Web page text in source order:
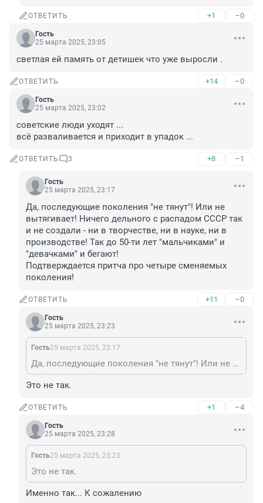
ОТВЕТИТЬ +1 –0
Гость
25 марта 2025, 23:05
светлая ей память от детишек что уже выросли .
ОТВЕТИТЬ +14 –0
Гость
25 марта 2025, 23:02
советские люди уходят ...
всё разваливается и приходит в упадок ...
ОТВЕТИТЬ 3 +8 –1
Гость
25 марта 2025, 23:17
Да, последующие поколения "не тянут"! Или не
вытягивает! Ничего дельного с распадом СССР так
и не создали - ни в творчестве, ни в науке, ни в
производстве! Так до 50-ти лет "мальчиками" и
"девачками" и бегают!
Подтверждается притча про четыре сменяемых
поколения!
ОТВЕТИТЬ +11 –0
Гость
25 марта 2025, 23:23
Гость25 марта 2025, 23:17
Да, последующие поколения "не тянут"! Или не вытягивает! Ничего дельного с распадом СССР так и не создали - ни в творчестве, ни в науке, ни в производстве! Так до 50-ти лет "мальчиками" и "девачками" и бегают! Подтверждается притча про четыре сменяемых поколения!
Это не так.
ОТВЕТИТЬ +1 –4
Гость
25 марта 2025, 23:28
Гость25 марта 2025, 23:23
Это не так.
Именно так... К сожалению